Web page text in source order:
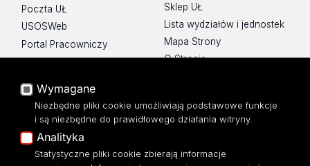
Poczta UŁ
USOSWeb
Portal Pracowniczy
Baza Aktów Własnych
Moodle
Eksperci UŁ
Polityka Prywatności
Dostępność
Sklep UŁ
Lista wydziałów i jednostek
Mapa Strony
O Stronie
Wymagane
Niezbędne pliki cookie umożliwiają podstawowe funkcje
i są niezbędne do prawidłowego działania witryny.
Analityka
Statystyczne pliki cookie zbierają informacje